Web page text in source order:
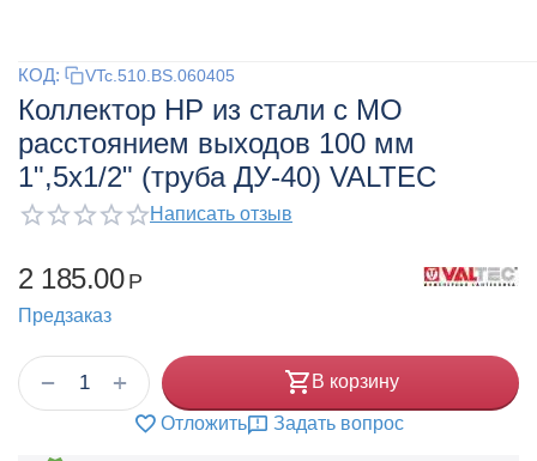
КОД: VTc.510.BS.060405
Коллектор НР из стали с МО
расстоянием выходов 100 мм
1",5x1/2" (труба ДУ-40) VALTEC
Написать отзыв
2 185.00 Р
Предзаказ
+
− В корзину
Отложить Задать вопрос